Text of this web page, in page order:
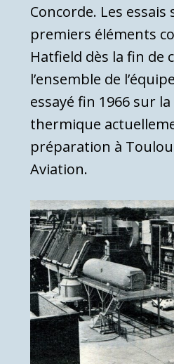
Concorde. Les essais
premiers éléments
Hatfield dès la fin de
l’ensemble de
essayé fin 1966 sur
thermique
préparation à
Aviation.